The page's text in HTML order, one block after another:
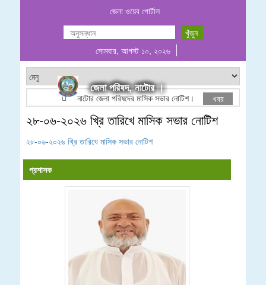
জেলা ওয়েব পোর্টাল
সোমবার, আগস্ট ১০, ২০২৬
জেলা পরিষদ, নাটোর ।
নাটোর জেলা পরিষদের মাসিক সভার নোটিশ। ঠিকাদারী
খবর
২৮-০৬-২০২৬ খ্রি তারিখে মাসিক সভার নোটিশ
২৮-০৬-২০২৬ খ্রি তারিখে মাসিক সভার নোটিশ
প্রশাসক